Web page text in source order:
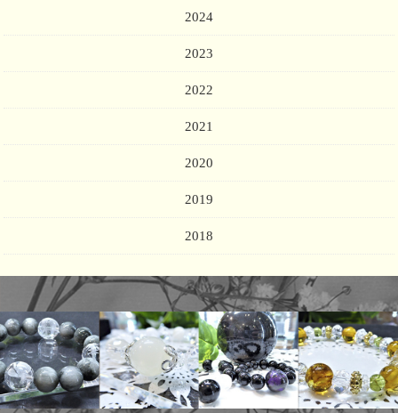
2024
2023
2022
2021
2020
2019
2018